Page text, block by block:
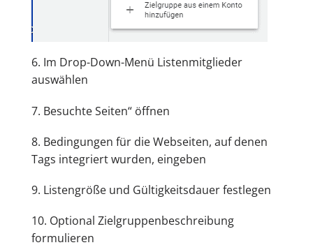
6. Im Drop-Down-Menü Listenmitglieder
auswählen
7. Besuchte Seiten“ öffnen
8. Bedingungen für die Webseiten, auf denen
Tags integriert wurden, eingeben
9. Listengröße und Gültigkeitsdauer festlegen
10. Optional Zielgruppenbeschreibung
formulieren